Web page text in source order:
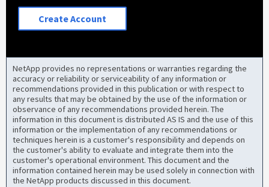
Create Account
NetApp provides no representations or warranties regarding the
accuracy or reliability or serviceability of any information or
recommendations provided in this publication or with respect to
any results that may be obtained by the use of the information or
observance of any recommendations provided herein. The
information in this document is distributed AS IS and the use of this
information or the implementation of any recommendations or
techniques herein is a customer's responsibility and depends on
the customer's ability to evaluate and integrate them into the
customer's operational environment. This document and the
information contained herein may be used solely in connection with
the NetApp products discussed in this document.